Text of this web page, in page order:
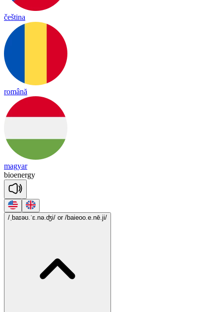
čeština
română
magyar
bioenergy
/ˌbaɪəʊ.ˈɛ.nə.ʤi/ or /baieoo.e.nē.ji/